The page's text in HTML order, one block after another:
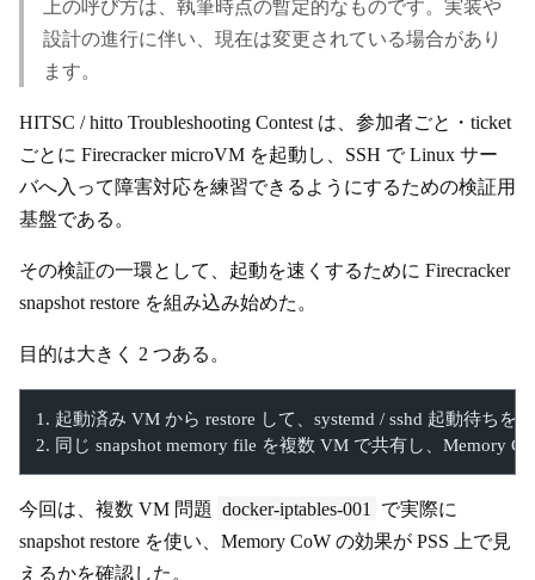
上の呼び方は、執筆時点の暫定的なものです。実装や
設計の進行に伴い、現在は変更されている場合があり
ます。
HITSC / hitto Troubleshooting Contest は、参加者ごと・ticket
ごとに Firecracker microVM を起動し、SSH で Linux サー
バへ入って障害対応を練習できるようにするための検証用
基盤である。
その検証の一環として、起動を速くするために Firecracker
snapshot restore を組み込み始めた。
目的は大きく 2 つある。
1. 起動済み VM から restore して、systemd / sshd 起動待ちを
2. 同じ snapshot memory file を複数 VM で共有し、Memory
今回は、複数 VM 問題 docker-iptables-001
で実際に
snapshot restore を使い、Memory CoW の効果が PSS 上で見
えるかを確認した。